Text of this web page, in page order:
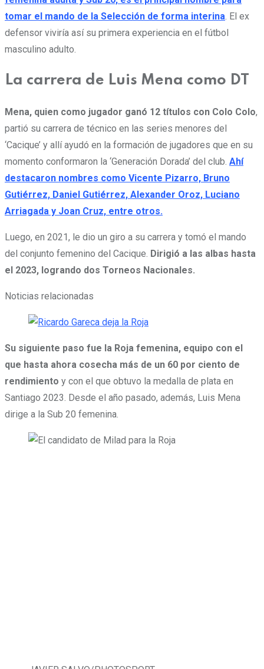
tomar el mando de la Selección de forma interina . El ex
defensor viviría así su primera experiencia en el fútbol
masculino adulto.
La carrera de Luis Mena como DT
Mena, quien como jugador ganó 12 títulos con Colo Colo,
partió su carrera de técnico en las series menores del
‘Cacique’ y allí ayudó en la formación de jugadores que en su
momento conformaron la ‘Generación Dorada’ del club. Ahí
destacaron nombres como Vicente Pizarro, Bruno
Gutiérrez, Daniel Gutiérrez, Alexander Oroz, Luciano
Arriagada y Joan Cruz, entre otros.
Luego, en 2021, le dio un giro a su carrera y tomó el mando
del conjunto femenino del Cacique. Dirigió a las albas hasta
el 2023, logrando dos Torneos Nacionales.
Noticias relacionadas
Su siguiente paso fue la Roja femenina, equipo con el
que hasta ahora cosecha más de un 60 por ciento de
rendimiento y con el que obtuvo la medalla de plata en
Santiago 2023. Desde el año pasado, además, Luis Mena
dirige a la Sub 20 femenina.